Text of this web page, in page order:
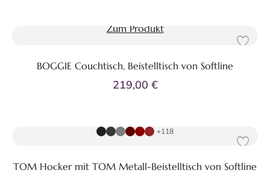
Zum Produkt
BOGGIE Couchtisch, Beistelltisch von Softline
219,00 €
+118
TOM Hocker mit TOM Metall-Beistelltisch von Softline